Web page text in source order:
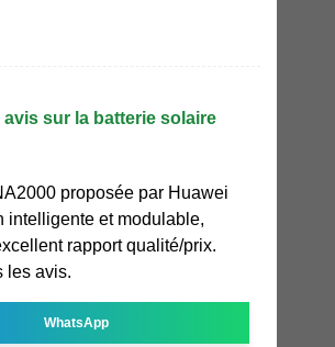
sur la batterie solaire
proposée par Huawei
intelligente et modulable,
rapport qualité/prix.
les avis.
WhatsApp